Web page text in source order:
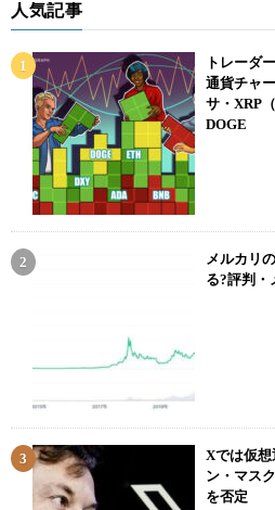
人気記事
トレーダ
通貨チャ
サ・XRP
DOGE
メルカリ
る?評判・
Xでは仮想
ン・マス
を否定